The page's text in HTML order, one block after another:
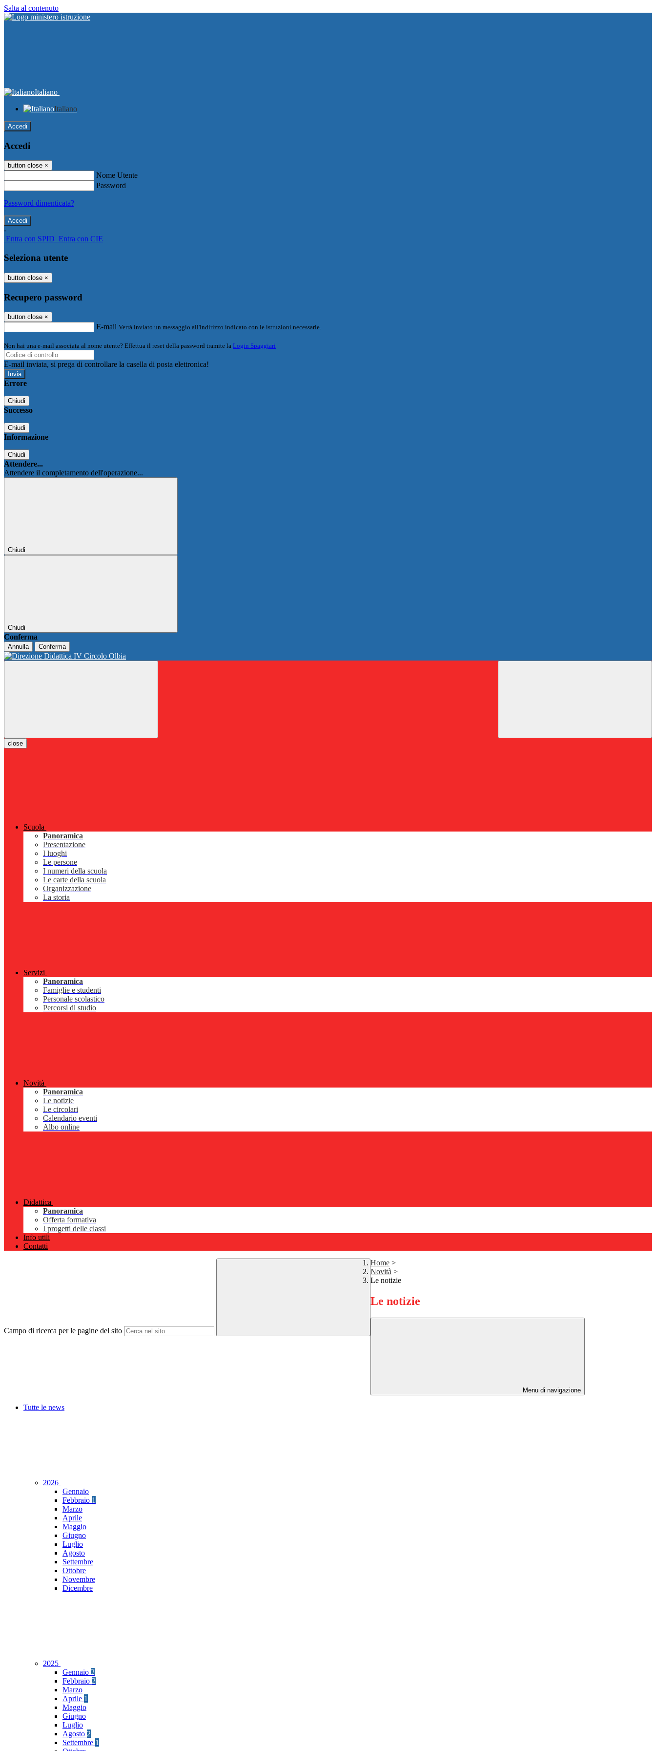
Salta al contenuto
Italiano
Italiano
Accedi
Accedi
button close ×
Nome Utente
Password
Password dimenticata?
-
Entra con SPID Entra con CIE
Seleziona utente
button close ×
Recupero password
button close ×
E-mail Verrà inviato un messaggio all'indirizzo indicato con le istruzioni necessarie.
Non hai una e-mail associata al nome utente? Effettua il reset della password tramite la Login Spaggiari
E-mail inviata, si prega di controllare la casella di posta elettronica!
Errore
Chiudi
Successo
Chiudi
Informazione
Chiudi
Attendere...
Attendere il completamento dell'operazione...
Chiudi
Chiudi
Conferma
Annulla Conferma
close
Scuola
Panoramica
Presentazione
I luoghi
Le persone
I numeri della scuola
Le carte della scuola
Organizzazione
La storia
Servizi
Panoramica
Famiglie e studenti
Personale scolastico
Percorsi di studio
Novità
Panoramica
Le notizie
Le circolari
Calendario eventi
Albo online
Didattica
Panoramica
Offerta formativa
I progetti delle classi
Info utili
Contatti
Campo di ricerca per le pagine del sito
Home >
Novità >
Le notizie
Le notizie
Menu di navigazione
Tutte le news
2026
Gennaio
Febbraio 1
Marzo
Aprile
Maggio
Giugno
Luglio
Agosto
Settembre
Ottobre
Novembre
Dicembre
2025
Gennaio 2
Febbraio 2
Marzo
Aprile 1
Maggio
Giugno
Luglio
Agosto 2
Settembre 1